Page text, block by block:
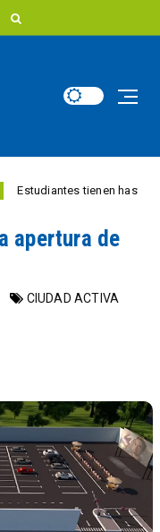
tienen hasta el 28 de
apertura de
CIUDAD ACTIVA